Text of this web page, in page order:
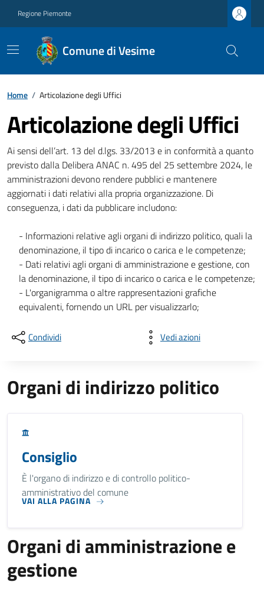
Regione Piemonte
Comune di Vesime
Home / Articolazione degli Uffici
Articolazione degli Uffici
Ai sensi dell’art. 13 del d.lgs. 33/2013 e in conformità a quanto
previsto dalla Delibera ANAC n. 495 del 25 settembre 2024, le
amministrazioni devono rendere pubblici e mantenere
aggiornati i dati relativi alla propria organizzazione. Di
conseguenza, i dati da pubblicare includono:
- Informazioni relative agli organi di indirizzo politico, quali la
denominazione, il tipo di incarico o carica e le competenze;
- Dati relativi agli organi di amministrazione e gestione, con
la denominazione, il tipo di incarico o carica e le competenze;
- L'organigramma o altre rappresentazioni grafiche
equivalenti, fornendo un URL per visualizzarlo;
Condividi Vedi azioni
Organi di indirizzo politico
Consiglio
È l'organo di indirizzo e di controllo politico-
amministrativo del comune
VAI ALLA PAGINA
Organi di amministrazione e
gestione